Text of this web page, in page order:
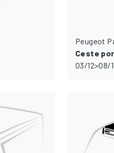
Peugeot
Ceste
03/12>08/